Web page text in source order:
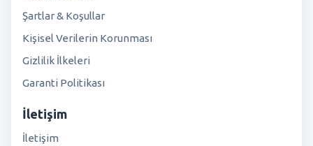
Şartlar & Koşullar
Kişisel Verilerin Korunması
Gizlilik İlkeleri
Garanti Politikası
İletişim
İletişim